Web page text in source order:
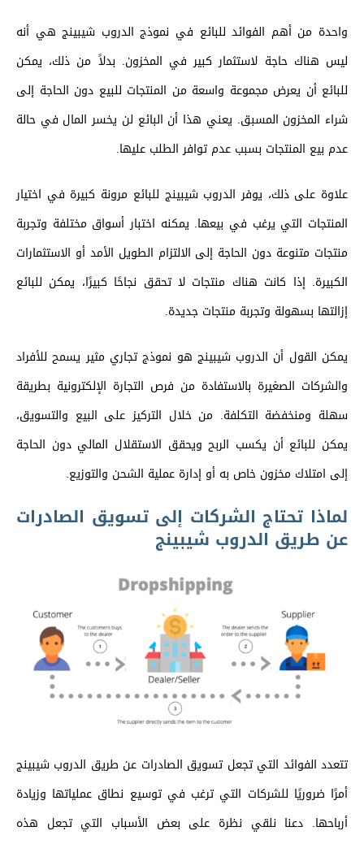
واحدة من أهم الفوائد للبائع في نموذج الدروب شيبينج هي أنه
ليس هناك حاجة لاستثمار كبير في المخزون. بدلاً من ذلك، يمكن
للبائع أن يعرض مجموعة واسعة من المنتجات للبيع دون الحاجة إلى
شراء المخزون المسبق. يعني هذا أن البائع لن يخسر المال في حالة
عدم بيع المنتجات بسبب عدم توافر الطلب عليها.
علاوة على ذلك، يوفر الدروب شيبينج للبائع مرونة كبيرة في اختيار
المنتجات التي يرغب في بيعها. يمكنه اختبار أسواق مختلفة وتجربة
منتجات متنوعة دون الحاجة إلى الالتزام الطويل الأمد أو الاستثمارات
الكبيرة. إذا كانت هناك منتجات لا تحقق نجاحًا كبيرًا، يمكن للبائع
إزالتها بسهولة وتجربة منتجات جديدة.
يمكن القول أن الدروب شيبينج هو نموذج تجاري مثير يسمح للأفراد
والشركات الصغيرة بالاستفادة من فرص التجارة الإلكترونية بطريقة
سهلة ومنخفضة التكلفة. من خلال التركيز على البيع والتسويق،
يمكن للبائع أن يكسب الربح ويحقق الاستقلال المالي دون الحاجة
إلى امتلاك مخزون خاص به أو إدارة عملية الشحن والتوزيع.
لماذا تحتاج الشركات إلى تسويق الصادرات
عن طريق الدروب شيبينج
تتعدد الفوائد التي تجعل تسويق الصادرات عن طريق الدروب شيبينج
أمرًا ضروريًا للشركات التي ترغب في توسيع نطاق عملياتها وزيادة
أرباحها. دعنا نلقي نظرة على بعض الأسباب التي تجعل هذه